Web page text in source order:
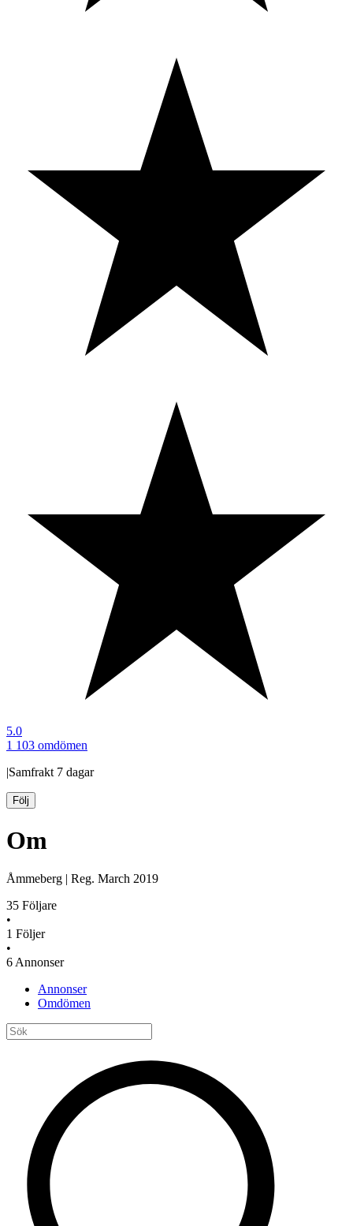
5.0
1 103 omdömen
|Samfrakt 7 dagar
Följ
Om
Åmmeberg | Reg. March 2019
35 Följare
•
1 Följer
•
6 Annonser
Annonser
Omdömen